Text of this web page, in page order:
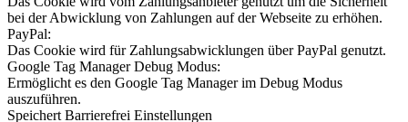
bei der Abwicklung von Zahlungen auf der Webseite zu erhöhen.
PayPal:
Das Cookie wird für Zahlungsabwicklungen über PayPal genutzt.
Google Tag Manager Debug Modus:
Ermöglicht es den Google Tag Manager im Debug Modus
auszuführen.
Speichert Barrierefrei Einstellungen